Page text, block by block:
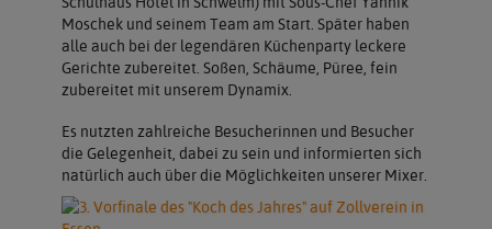
Moschek und seinem Team am Start. Später haben
alle auch bei der legendären Küchenparty leckere
Gerichte zubereitet. Soßen, Schäume, Püree, fein
zubereitet mit unserem Dynamix.
Es nutzten zahlreiche Besucherinnen und Besucher
die Gelegenheit, dabei zu sein und informierten sich
natürlich auch über die Möglichkeiten unserer Mixer.